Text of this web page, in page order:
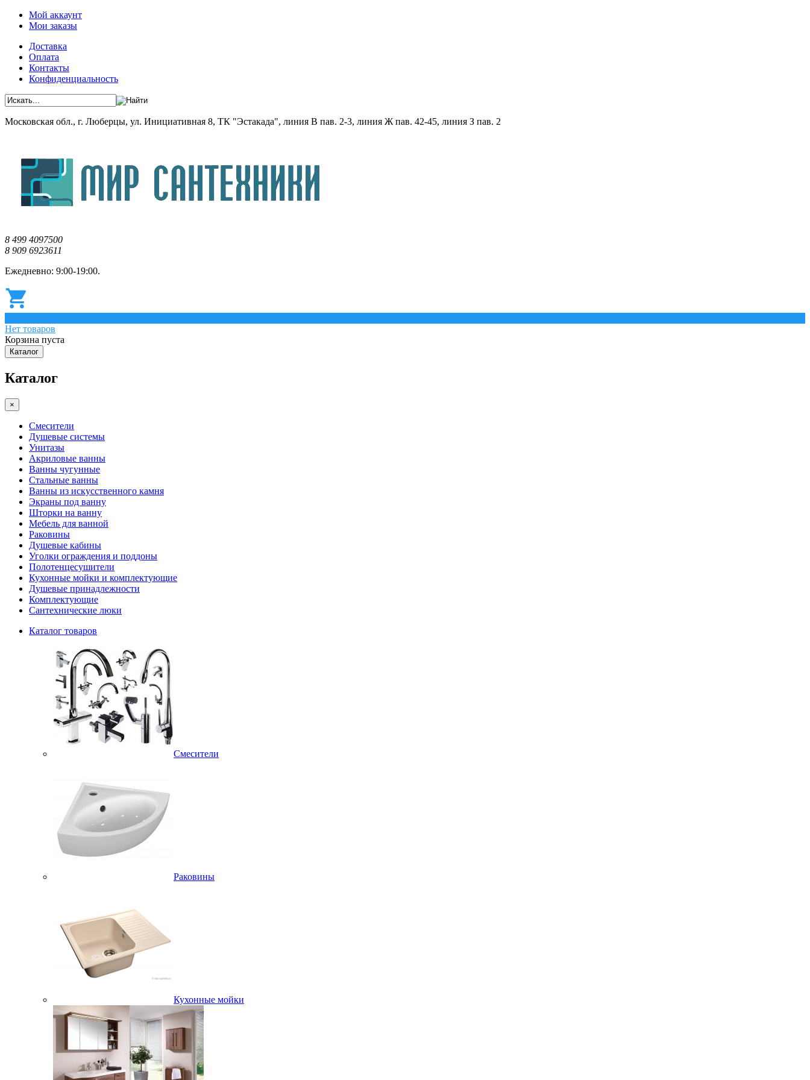
Мой аккаунт
Мои заказы
Доставка
Оплата
Контакты
Конфиденциальность
Московская обл., г. Люберцы, ул. Инициативная 8, ТК "Эстакада", линия В пав. 2-3, линия Ж пав. 42-45, линия З пав. 2
8 499 4097500
8 909 6923611
Ежедневно: 9:00-19:00.
Нет товаров
Корзина пуста
Каталог
Каталог
×
Смесители
Душевые системы
Унитазы
Акриловые ванны
Ванны чугунные
Стальные ванны
Ванны из искусственного камня
Экраны под ванну
Шторки на ванну
Мебель для ванной
Раковины
Душевые кабины
Уголки ограждения и поддоны
Полотенцесушители
Кухонные мойки и комплектующие
Душевые принадлежности
Комплектующие
Сантехнические люки
Каталог товаров
Смесители
Раковины
Кухонные мойки